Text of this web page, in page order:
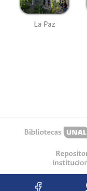
La Paz
Bibliotecas